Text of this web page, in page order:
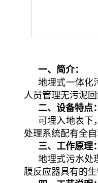
一、简介：
地埋式一体化
人员管理无污泥
二、设备特点：
可埋入地表下
处理系统配有全
三、工作原理：
地埋式污水处
膜反应器具有的